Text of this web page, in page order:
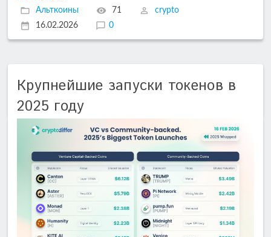
Альткоины 71
crypto
16.02.2026
0
Крупнейшие запуски токенов в
2025 году